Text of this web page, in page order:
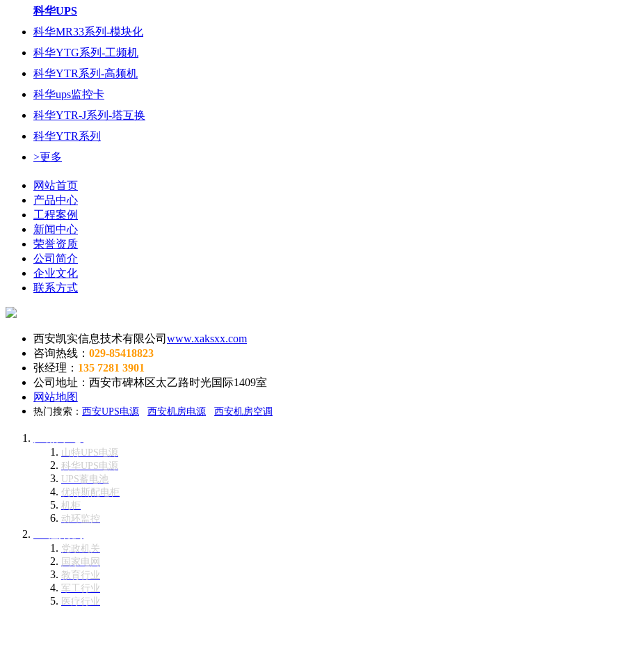
科华UPS
科华MR33系列-模块化
科华YTG系列-工频机
科华YTR系列-高频机
科华ups监控卡
科华YTR-J系列-塔互换
科华YTR系列
>更多
网站首页
产品中心
工程案例
新闻中心
荣誉资质
公司简介
企业文化
联系方式
西安凯实信息技术有限公司 www.xaksxx.com
咨询热线： 029-85418823
张经理： 135 7281 3901
公司地址：西安市碑林区太乙路时光国际1409室
网站地图
热门搜索： 西安UPS电源 西安机房电源 西安机房空调
山特UPS电源
科华UPS电源
UPS蓄电池
优特斯配电柜
机柜
动环监控
党政机关
国家电网
教育行业
军工行业
医疗行业